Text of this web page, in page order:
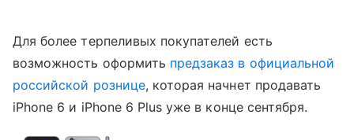
Для более терпеливых покупателей есть
возможность оформить предзаказ в официальной
российской рознице, которая начнет продавать
iPhone 6 и iPhone 6 Plus уже в конце сентября.